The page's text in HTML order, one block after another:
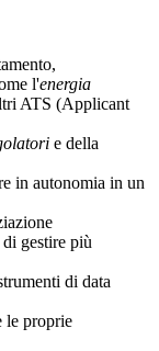
l'energia
ATS (Applicant
e della
in autonomia in un
gestire più
di data
le proprie